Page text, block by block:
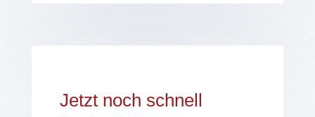
Jetzt noch schnell